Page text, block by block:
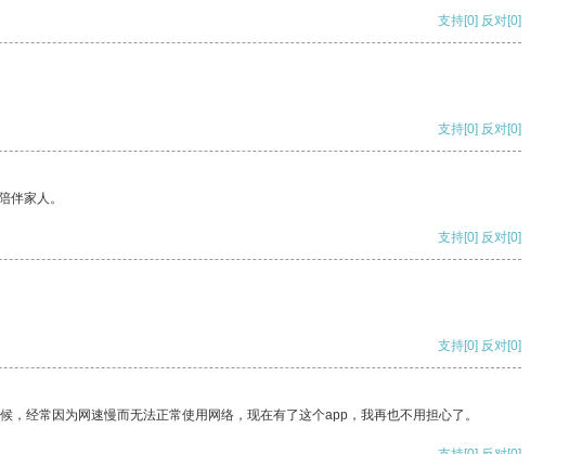
支持[0] 反对[0]
支持[0] 反对[0]
伴家人。
支持[0] 反对[0]
支持[0] 反对[0]
经常因为网速慢而无法正常使用网络，现在有了这个app，我再也不用担心了。